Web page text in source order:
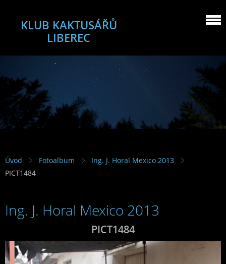
KLUB KAKTUSÁŘŮ
LIBEREC
Úvod Fotoalbum
Ing. J. Horal Mexico 2013
PICT1484
Ing. J. Horal Mexico 2013
PICT1484